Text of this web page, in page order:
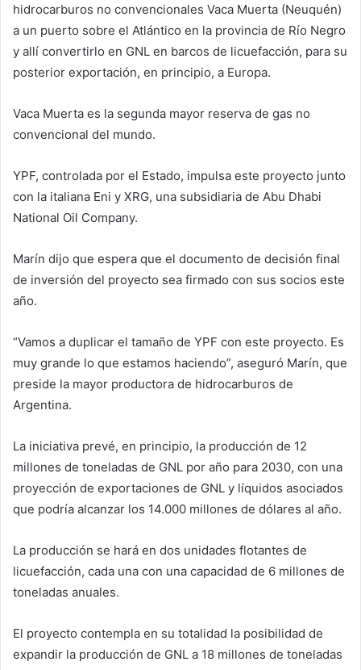
hidrocarburos no convencionales Vaca Muerta (Neuquén)
a un puerto sobre el Atlántico en la provincia de Río Negro
y allí convertirlo en GNL en barcos de licuefacción, para su
posterior exportación, en principio, a Europa.
Vaca Muerta es la segunda mayor reserva de gas no
convencional del mundo.
YPF, controlada por el Estado, impulsa este proyecto junto
con la italiana Eni y XRG, una subsidiaria de Abu Dhabi
National Oil Company.
Marín dijo que espera que el documento de decisión final
de inversión del proyecto sea firmado con sus socios este
año.
“Vamos a duplicar el tamaño de YPF con este proyecto. Es
muy grande lo que estamos haciendo”, aseguró Marín, que
preside la mayor productora de hidrocarburos de
Argentina.
La iniciativa prevé, en principio, la producción de 12
millones de toneladas de GNL por año para 2030, con una
proyección de exportaciones de GNL y líquidos asociados
que podría alcanzar los 14.000 millones de dólares al año.
La producción se hará en dos unidades flotantes de
licuefacción, cada una con una capacidad de 6 millones de
toneladas anuales.
El proyecto contempla en su totalidad la posibilidad de
expandir la producción de GNL a 18 millones de toneladas